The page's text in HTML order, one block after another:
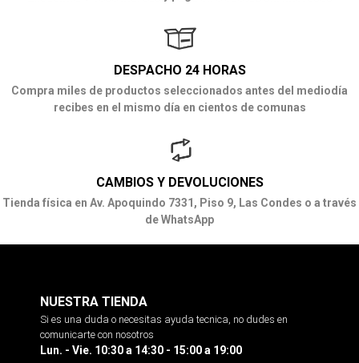
DESPACHO 24 HORAS
Compra miles de productos seleccionados antes del mediodía
recibes en el mismo día en cientos de comunas
CAMBIOS Y DEVOLUCIONES
Tienda física en Av. Apoquindo 7331, Piso 9, Las Condes o a través
de WhatsApp
NUESTRA TIENDA
Si es una duda o necesitas ayuda tecnica, no dudes en
comunicarte con nosotros
Lun. - Vie. 10:30 a 14:30 - 15:00 a 19:00